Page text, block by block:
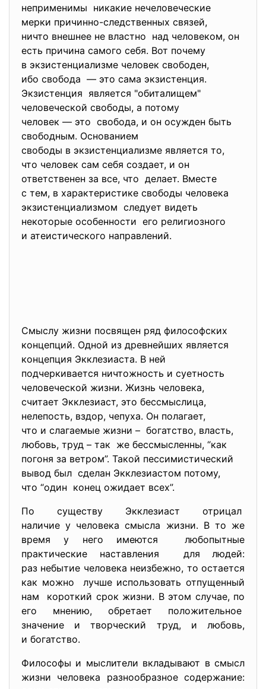
неприменимы никакие нечеловеческие
мерки причинно-следственных связей,
ничто внешнее не властно над человеком, он
есть причина самого себя. Вот почему
в экзистенциализме человек свободен,
ибо свобода — это сама экзистенция.
Экзистенция является "обиталищем"
человеческой свободы, а потому
человек — это свобода, и он осужден быть
свободным. Основанием
свободы в экзистенциализме является то,
что человек сам себя создает, и он
ответственен за все, что делает. Вместе
с тем, в характеристике свободы человека
экзистенциализмом следует видеть
некоторые особенности его религиозного
и атеистического направлений.
Смыслу жизни посвящен ряд философских
концепций. Одной из древнейших является
концепция Экклезиаста. В ней
подчеркивается ничтожность и суетность
человеческой жизни. Жизнь человека,
считает Экклезиаст, это бессмыслица,
нелепость, вздор, чепуха. Он полагает,
что и слагаемые жизни – богатство, власть,
любовь, труд – так же бессмысленны, “как
погоня за ветром”. Такой пессимистический
вывод был сделан Экклезиастом потому,
что “один конец ожидает всех”.
По существу Экклезиаст отрицал
наличие у человека смысла жизни. В то же
время у него имеются любопытные
практические наставления для людей:
раз небытие человека неизбежно, то остается
как можно лучше использовать отпущенный
нам короткий срок жизни. В этом случае, по
его мнению, обретает положительное
значение и творческий труд, и любовь,
и богатство.
Философы и мыслители вкладывают в смысл
жизни человека разнообразное содержание: